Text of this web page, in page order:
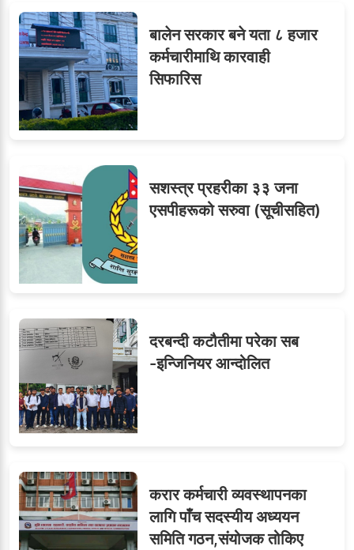
टिप्स
७ओएनएमका नाममा अत्याचार :
सब–इन्जिनियरहरुको गम्भीर
ध्यानाकर्षण
८जुनियरलाई दोहोरो जिम्मेवारी,
मन्त्रालयभित्र असन्तुष्टि
९र दुई लेखापढी व्यवसायी ३ लाख
घुससहित पक्राउ
बालेन सरकार बने यता ८ हजार
कर्मचारीमाथि कारवाही
सिफारिस
सशस्त्र प्रहरीका ३३ जना
एसपीहरूको सरुवा (सूचीसहित)
दरबन्दी कटौतीमा परेका सब
-इन्जिनियर आन्दोलित
करार कर्मचारी व्यवस्थापनका
लागि पाँच सदस्यीय अध्ययन
समिति गठन,संयोजक तोकिए